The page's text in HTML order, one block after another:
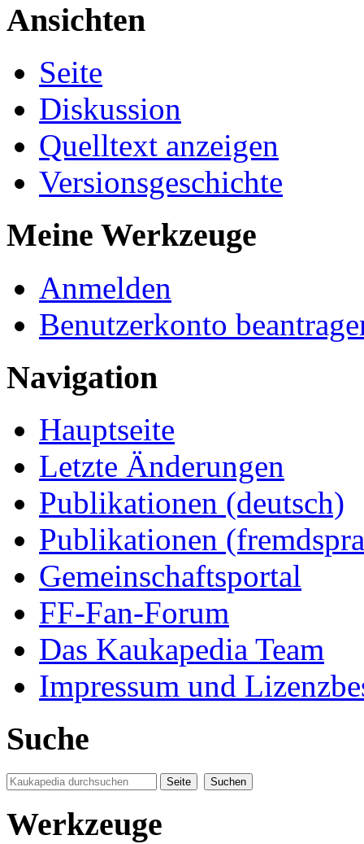
Ansichten
Seite
Diskussion
Quelltext anzeigen
Versionsgeschichte
Meine Werkzeuge
Anmelden
Benutzerkonto
Navigation
Hauptseite
Letzte Änderungen
Publikationen (deutsch)
Publikationen
Gemeinschaftsportal
FF-Fan-Forum
Das Kaukapedia Team
Impressum und
Suche
Werkzeuge